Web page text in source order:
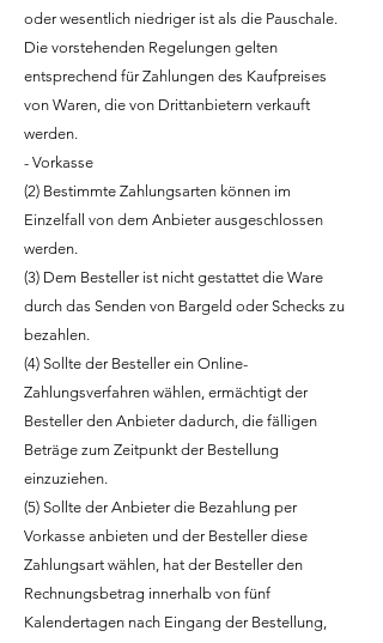
oder wesentlich niedriger ist als die Pauschale.
Die vorstehenden Regelungen gelten
entsprechend für Zahlungen des Kaufpreises
von Waren, die von Drittanbietern verkauft
werden.
- Vorkasse
(2) Bestimmte Zahlungsarten können im
Einzelfall von dem Anbieter ausgeschlossen
werden.
(3) Dem Besteller ist nicht gestattet die Ware
durch das Senden von Bargeld oder Schecks zu
bezahlen.
(4) Sollte der Besteller ein Online-
Zahlungsverfahren wählen, ermächtigt der
Besteller den Anbieter dadurch, die fälligen
Beträge zum Zeitpunkt der Bestellung
einzuziehen.
(5) Sollte der Anbieter die Bezahlung per
Vorkasse anbieten und der Besteller diese
Zahlungsart wählen, hat der Besteller den
Rechnungsbetrag innerhalb von fünf
Kalendertagen nach Eingang der Bestellung,